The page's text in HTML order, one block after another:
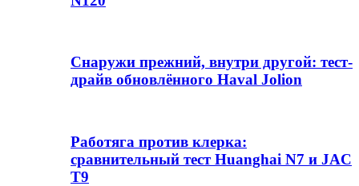
Снаружи прежний, внутри другой: тест-
драйв обновлённого Haval Jolion
Работяга против клерка:
сравнительный тест Huanghai N7 и JAC
T9